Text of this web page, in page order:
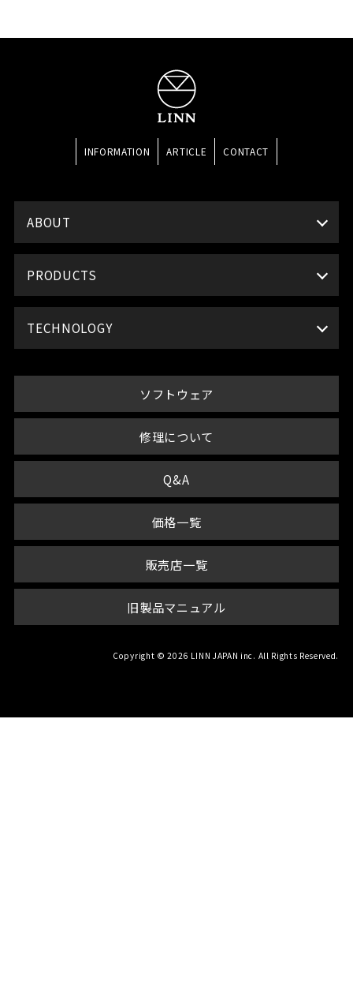
INFORMATION ARTICLE CONTACT
ABOUT
PRODUCTS
TECHNOLOGY
ソフトウェア
修理について
Q&A
価格一覧
販売店一覧
旧製品マニュアル
Copyright © 2026 LINN JAPAN inc. All Rights Reserved.